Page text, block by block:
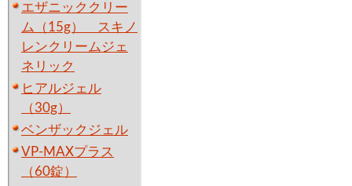
エザニッククリー
ム（15g） スキノ
レンクリームジェ
ネリック
ヒアルジェル
（30g）
ベンザックジェル
VP-MAXプラス
（60錠）